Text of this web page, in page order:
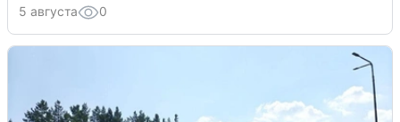
5 августа 0